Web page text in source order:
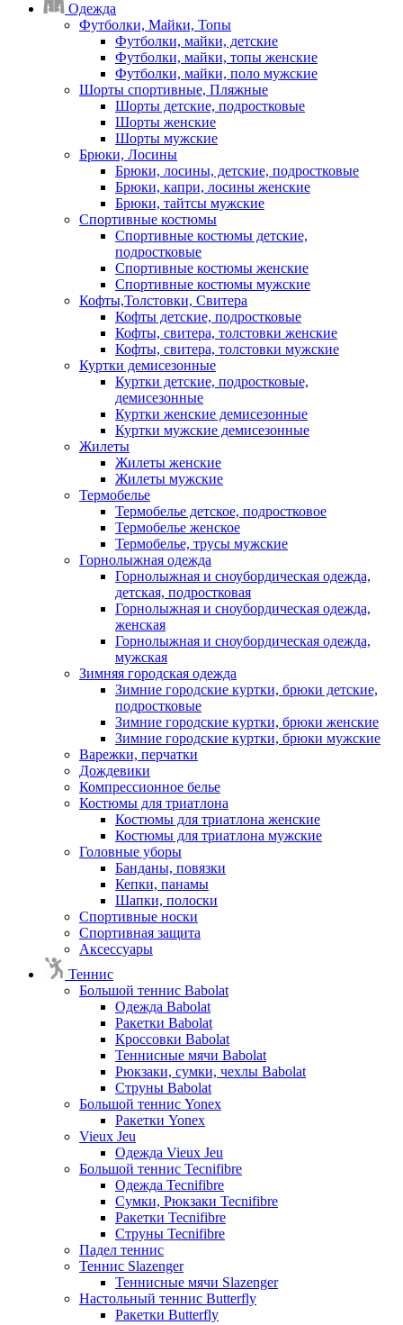
Одежда
Футболки, Майки, Топы
Футболки, майки, детские
Футболки, майки, топы женские
Футболки, майки, поло мужские
Шорты спортивные, Пляжные
Шорты детские, подростковые
Шорты женские
Шорты мужские
Брюки, Лосины
Брюки, лосины, детские, подростковые
Брюки, капри, лосины женские
Брюки, тайтсы мужские
Спортивные костюмы
Спортивные костюмы детские,
подростковые
Спортивные костюмы женские
Спортивные костюмы мужские
Кофты,Толстовки, Свитера
Кофты детские, подростковые
Кофты, свитера, толстовки женские
Кофты, свитера, толстовки мужские
Куртки демисезонные
Куртки детские, подростковые,
демисезонные
Куртки женские демисезонные
Куртки мужские демисезонные
Жилеты
Жилеты женские
Жилеты мужские
Термобелье
Термобелье детское, подростковое
Термобелье женское
Термобелье, трусы мужские
Горнолыжная одежда
Горнолыжная и сноубордическая одежда,
детская, подростковая
Горнолыжная и сноубордическая одежда,
женская
Горнолыжная и сноубордическая одежда,
мужская
Зимняя городская одежда
Зимние городские куртки, брюки детские,
подростковые
Зимние городские куртки, брюки женские
Зимние городские куртки, брюки мужские
Варежки, перчатки
Дождевики
Компрессионное белье
Костюмы для триатлона
Костюмы для триатлона женские
Костюмы для триатлона мужские
Головные уборы
Банданы, повязки
Кепки, панамы
Шапки, полоски
Спортивные носки
Спортивная защита
Аксессуары
Теннис
Большой теннис Babolat
Одежда Babolat
Ракетки Babolat
Кроссовки Babolat
Теннисные мячи Babolat
Рюкзаки, сумки, чехлы Babolat
Струны Babolat
Большой теннис Yonex
Ракетки Yonex
Vieux Jeu
Одежда Vieux Jeu
Большой теннис Tecnifibre
Одежда Tecnifibre
Сумки, Рюкзаки Tecnifibre
Ракетки Tecnifibre
Струны Tecnifibre
Падел теннис
Теннис Slazenger
Теннисные мячи Slazenger
Настольный теннис Butterfly
Ракетки Butterfly